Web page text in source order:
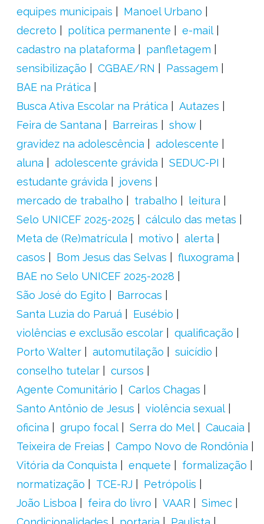
equipes municipais
Manoel Urbano
decreto
política permanente
e-mail
cadastro na plataforma
panfletagem
sensibilização
CGBAE/RN
Passagem
BAE na Prática
Busca Ativa Escolar na Prática
Autazes
Feira de Santana
Barreiras
show
gravidez na adolescência
adolescente
aluna
adolescente grávida
SEDUC-PI
estudante grávida
jovens
mercado de trabalho
trabalho
leitura
Selo UNICEF 2025-2025
cálculo das metas
Meta de (Re)matrícula
motivo
alerta
casos
Bom Jesus das Selvas
fluxograma
BAE no Selo UNICEF 2025-2028
São José do Egito
Barrocas
Santa Luzia do Paruá
Eusébio
violências e exclusão escolar
qualificação
Porto Walter
automutilação
suicídio
conselho tutelar
cursos
Agente Comunitário
Carlos Chagas
Santo Antônio de Jesus
violência sexual
oficina
grupo focal Serra do Mel
Caucaia
Teixeira de Freias
Campo Novo de Rondônia
Vitória da Conquista
enquete
formalização
normatização
TCE-RJ
Petrópolis
João Lisboa
feira do livro VAAR
Simec